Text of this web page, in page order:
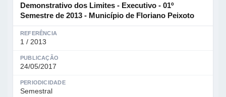
Demonstrativo dos Limites - Executivo - 01º
Semestre de 2013 - Município de Floriano Peixoto
REFERÊNCIA
1 / 2013
PUBLICAÇÃO
24/05/2017
PERIODICIDADE
Semestral